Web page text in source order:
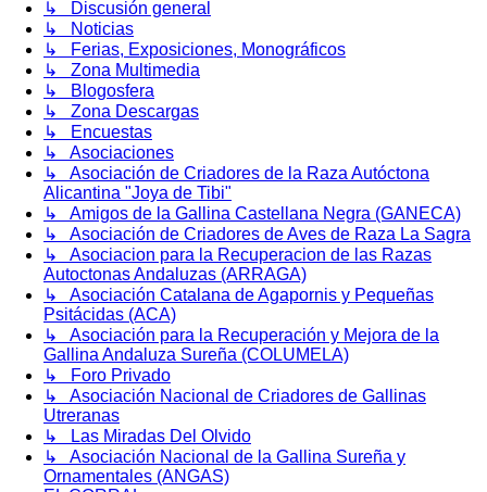
↳ Discusión general
↳ Noticias
↳ Ferias, Exposiciones, Monográficos
↳ Zona Multimedia
↳ Blogosfera
↳ Zona Descargas
↳ Encuestas
↳ Asociaciones
↳ Asociación de Criadores de la Raza Autóctona
Alicantina "Joya de Tibi"
↳ Amigos de la Gallina Castellana Negra (GANECA)
↳ Asociación de Criadores de Aves de Raza La Sagra
↳ Asociacion para la Recuperacion de las Razas
Autoctonas Andaluzas (ARRAGA)
↳ Asociación Catalana de Agapornis y Pequeñas
Psitácidas (ACA)
↳ Asociación para la Recuperación y Mejora de la
Gallina Andaluza Sureña (COLUMELA)
↳ Foro Privado
↳ Asociación Nacional de Criadores de Gallinas
Utreranas
↳ Las Miradas Del Olvido
↳ Asociación Nacional de la Gallina Sureña y
Ornamentales (ANGAS)